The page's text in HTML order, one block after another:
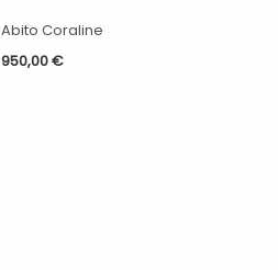
Abito Coraline
950,00€